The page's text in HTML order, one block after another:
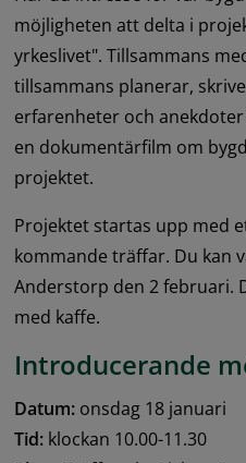
möjligheten att delta i
yrkeslivet". Tillsammans
tillsammans planerar,
erfarenheter och
en dokumentärfilm om
projektet.
Projektet startas upp med
kommande träffar. Du kan
Anderstorp den 2 februari.
med kaffe.
Introducerande
Datum: onsdag 18 januari
Tid: klockan 10.00-11.30